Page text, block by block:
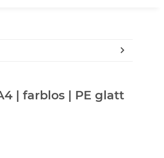
| farblos | PE glatt